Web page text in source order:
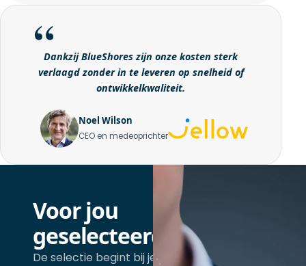
Dankzij BlueShores zijn onze kosten sterk
verlaagd zonder in te leveren op snelheid of
ontwikkelkwaliteit.
Noel Wilson
CEO en medeoprichter
Voor jou
geselecteerd
De selectie begint bij je